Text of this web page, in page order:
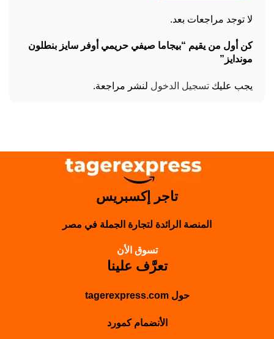
لا توجد مراجعات بعد.
كن أول من يقيم “بيجاما صيفي حريمي أوفر سايز بنطلون
موندایز”
يجب عليك تسجيل الدخول لنشر مراجعة.
تاجر إكسبريس
المنصة الرائدة لتجارة الجملة في مصر
تسوق الأن
تعرَّف علينا
حول tagerexpress.com
الأنضمام كمورد